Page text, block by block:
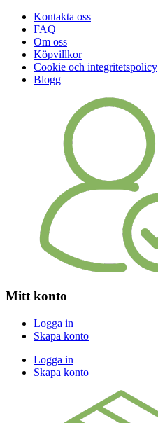
Kontakta oss
FAQ
Om oss
Köpvillkor
Cookie och integritetspolicy
Blogg
Mitt konto
Logga in
Skapa konto
Logga in
Skapa konto